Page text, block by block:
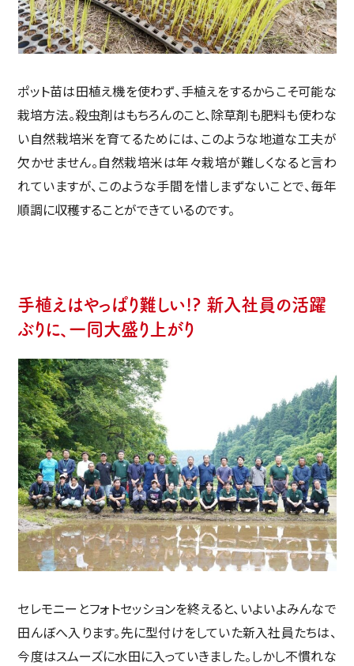
ポット苗は田植え機を使わず、手植えをするからこそ可能な
栽培方法。殺虫剤はもちろんのこと、除草剤も肥料も使わな
い自然栽培米を育てるためには、このような地道な工夫が
欠かせません。自然栽培米は年々栽培が難しくなると言わ
れていますが、このような手間を惜しまずないことで、毎年
順調に収穫することができているのです。
手植えはやっぱり難しい!? 新入社員の活躍
ぶりに、一同大盛り上がり
セレモニーとフォトセッションを終えると、いよいよみんなで
田んぼへ入ります。先に型付けをしていた新入社員たちは、
今度はスムーズに水田に入っていきました。しかし不慣れな